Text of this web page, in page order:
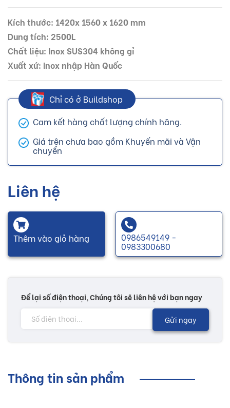
Kích thước: 1420x 1560 x 1620 mm
Dung tích: 2500L
Chất liệu: Inox SUS304 không gỉ
Xuất xứ: Inox nhập Hàn Quốc
Chỉ có ở Buildshop
Cam kết hàng chất lượng chính hãng.
Giá trên chưa bao gồm Khuyến mãi và Vận
chuyển
Liên hệ
Thêm vào giỏ hàng 0986549149 -
0983300680
Để lại số điện thoại, Chúng tôi sẽ liên hệ với bạn ngay
Gửi ngay
Thông tin sản phẩm